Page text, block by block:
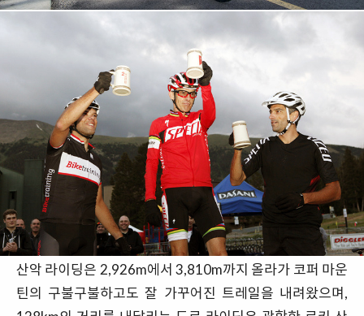
산악 라이딩은 2,926m에서 3,810m까지 올라가 코퍼 마운
틴의 구불구불하고도 잘 가꾸어진 트레일을 내려왔으며,